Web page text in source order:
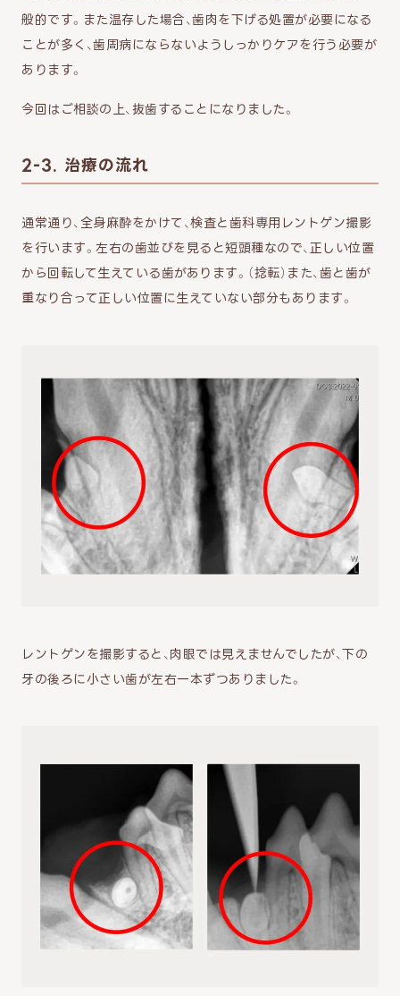
般的です。また温存した場合、歯肉を下げる処置が必要になる
ことが多く、歯周病にならないようしっかりケアを行う必要が
あります。
今回はご相談の上、抜歯することになりました。
2-3. 治療の流れ
通常通り、全身麻酔をかけて、検査と歯科専用レントゲン撮影
を行います。左右の歯並びを見ると短頭種なので、正しい位置
から回転して生えている歯があります。（捻転）また、歯と歯が
重なり合って正しい位置に生えていない部分もあります。
レントゲンを撮影すると、肉眼では見えませんでしたが、下の
牙の後ろに小さい歯が左右一本ずつありました。